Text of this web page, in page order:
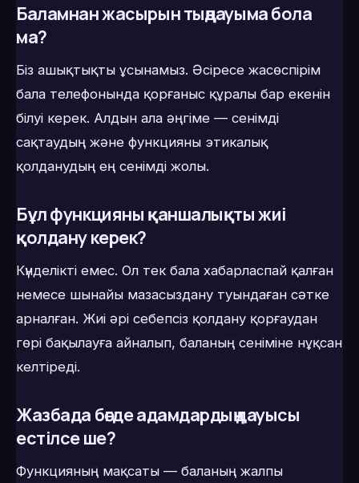
Баламнан жасырын тыңдауыма бола
ма?
Біз ашықтықты ұсынамыз. Әсіресе жасөспірім
бала телефонында қорғаныс құралы бар екенін
білуі керек. Алдын ала әңгіме — сенімді
сақтаудың және функцияны этикалық
қолданудың ең сенімді жолы.
Бұл функцияны қаншалықты жиі
қолдану керек?
Күнделікті емес. Ол тек бала хабарласпай қалған
немесе шынайы мазасыздану туындаған сәтке
арналған. Жиі әрі себепсіз қолдану қорғаудан
гөрі бақылауға айналып, баланың сеніміне нұқсан
келтіреді.
Жазбада бөгде адамдардың дауысы
естілсе ше?
Функцияның мақсаты — баланың жалпы